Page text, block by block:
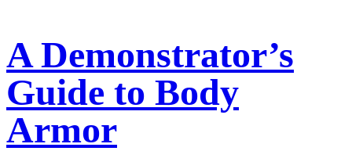
A Demonstrator’s
Guide to Body
Armor